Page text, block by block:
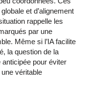
et d’alignement
rappelle les
par une
Même si l’IA facilite
la question de la
pour éviter
véritable